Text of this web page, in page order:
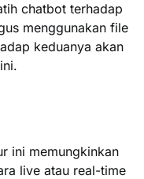
chatbot terhadap
menggunakan file
keduanya akan
ini memungkinkan
live atau real-time